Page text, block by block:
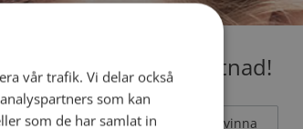
Bli medlem utan kostnad!
Jag är en: Man Kvinna
vår trafik. Vi delar också
som kan
som de har samlat in